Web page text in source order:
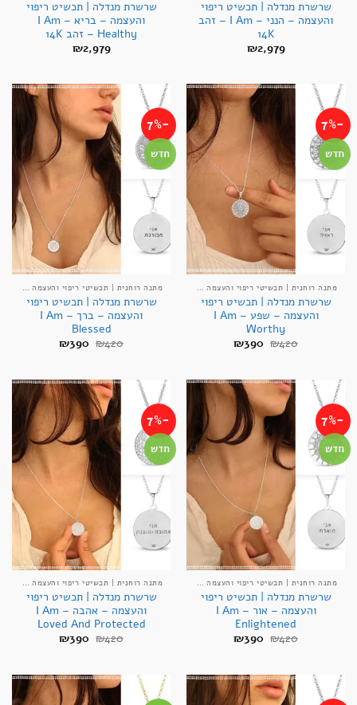
שרשרת מנדלה | תכשיט ריפוי
והעצמה – הנני – I Am – זהב
14K
₪2,979
שרשרת מנדלה | תכשיט ריפוי
והעצמה – בריא – I Am
Healthy – זהב 14K
₪2,979
-7%
חדש
מתנה רוחנית | תכשיטי ריפוי והעצמה אנרגטיים
שרשרת מנדלה | תכשיט ריפוי
והעצמה – שפע – I Am
Worthy
₪420 המחיר
המקורי
₪390 המחיר
-7%
חדש
מתנה רוחנית | תכשיטי ריפוי והעצמה אנרגטיים
שרשרת מנדלה | תכשיט ריפוי
והעצמה – ברך – I Am
Blessed
₪420 המחיר
המקורי
₪390 המחיר
-7%
חדש
מתנה רוחנית | תכשיטי ריפוי והעצמה אנרגטיים
שרשרת מנדלה | תכשיט ריפוי
והעצמה – אור – I Am
Enlightened
₪420 המחיר
המקורי
₪390 המחיר
-7%
חדש
מתנה רוחנית | תכשיטי ריפוי והעצמה אנרגטיים
שרשרת מנדלה | תכשיט ריפוי
והעצמה – אהבה – I Am
Loved And Protected
₪420 המחיר
המקורי
₪390 המחיר